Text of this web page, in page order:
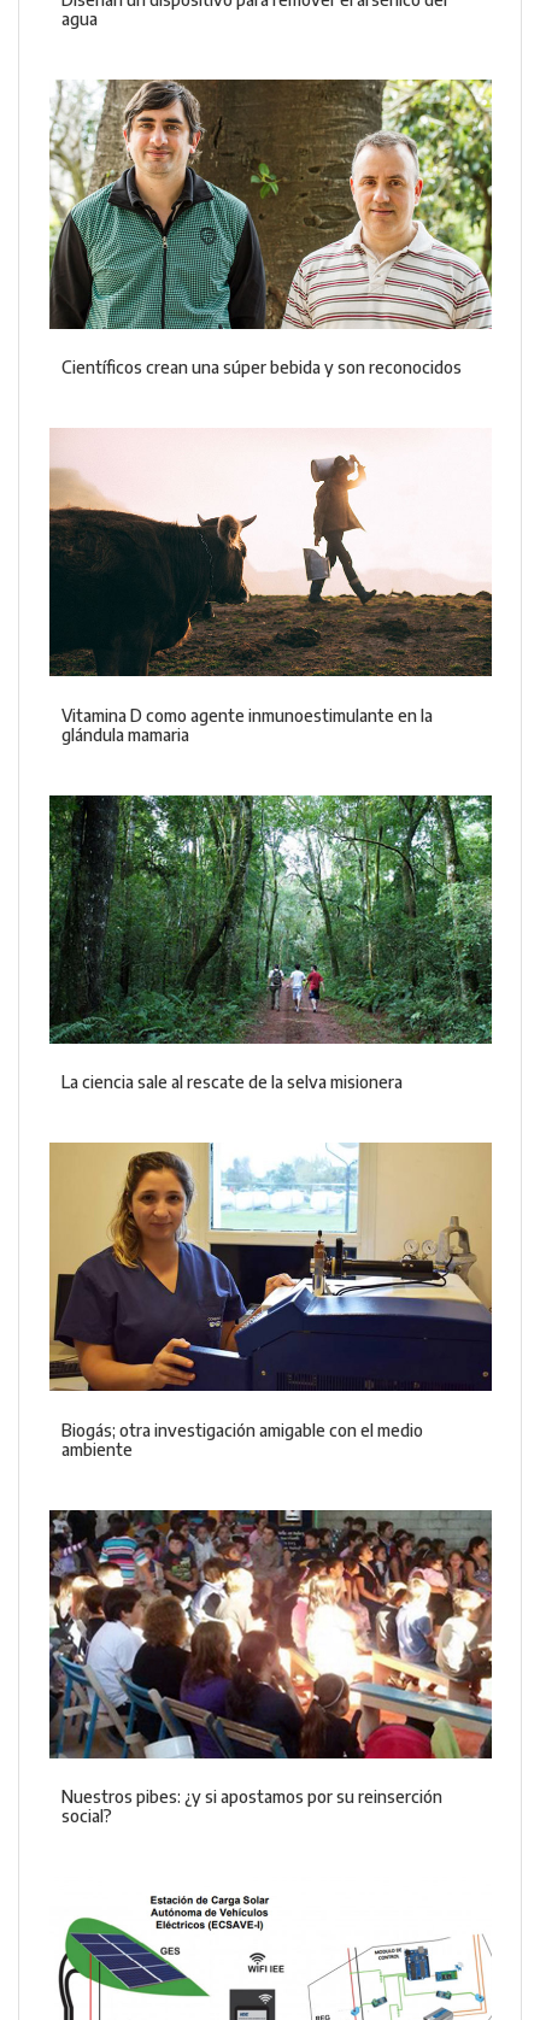
agua
Científicos crean una súper bebida y son reconocidos
Vitamina D como agente inmunoestimulante en la
glándula mamaria
La ciencia sale al rescate de la selva misionera
Biogás; otra investigación amigable con el medio
ambiente
Nuestros pibes: ¿y si apostamos por su reinserción
social?